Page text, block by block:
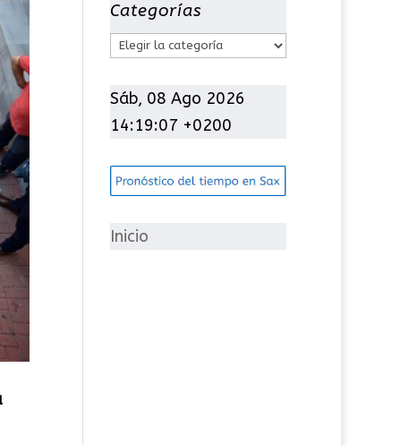
Categorías
C
t
e
o
í
Sáb, 08 Ago 2026
14:19:08 +0200
Inicio